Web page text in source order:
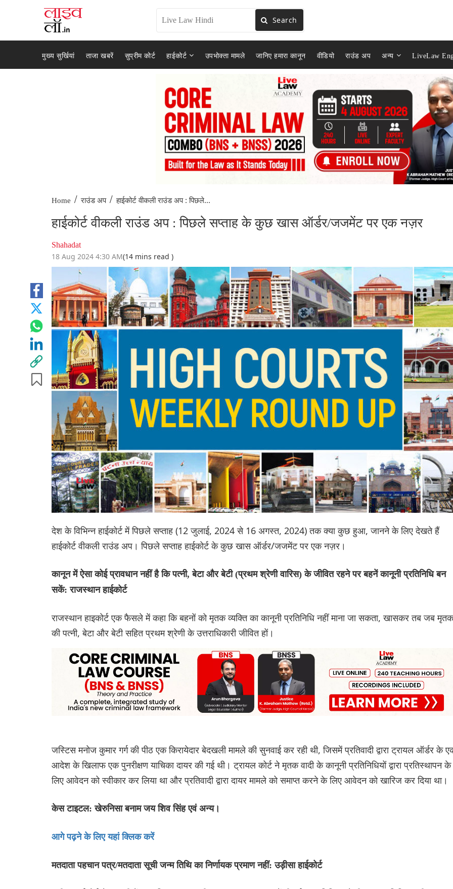
Search
मुख्य सुर्खियां ताजा खबरें सुप्रीम कोर्ट हाईकोर्ट उपभोक्ता मामले जानिए हमारा कानून वीडियो राउंड अप अन्य LiveLaw
Home / राउंड अप / हाईकोर्ट वीकली राउंड अप : पिछले...
हाईकोर्ट वीकली राउंड अप : पिछले सप्ताह के कुछ खास ऑर्डर/जजमेंट पर एक नज़र
Shahadat
18 Aug 2024 4:30 AM(14 mins read )
देश के विभिन्न हाईकोर्ट में पिछले सप्ताह (12 जुलाई, 2024 से 16 अगस्त, 2024) तक क्या कुछ हुआ, जानने के लिए देखते हैं
हाईकोर्ट वीकली राउंड अप। पिछले सप्ताह हाईकोर्ट के कुछ खास ऑर्डर/जजमेंट पर एक नज़र।
कानून में ऐसा कोई प्रावधान नहीं है कि पत्नी, बेटा और बेटी (प्रथम श्रेणी वारिस) के जीवित रहने पर बहनें कानूनी प्रतिनिधि बन
सकें: राजस्थान हाईकोर्ट
राजस्थान हाइकोर्ट एक फैसले में कहा कि बहनों को मृतक व्यक्ति का कानूनी प्रतिनिधि नहीं माना जा सकता, खासकर तब जब मृतक
की पत्नी, बेटा और बेटी सहित प्रथम श्रेणी के उत्तराधिकारी जीवित हों।
जस्टिस मनोज कुमार गर्ग की पीठ एक किरायेदार बेदखली मामले की सुनवाई कर रही थी, जिसमें प्रतिवादी द्वारा ट्रायल ऑर्डर के
आदेश के खिलाफ एक पुनरीक्षण याचिका दायर की गई थी। ट्रायल कोर्ट ने मृतक वादी के कानूनी प्रतिनिधियों द्वारा प्रतिस्थापन के
लिए आवेदन को स्वीकार कर लिया था और प्रतिवादी द्वारा दायर मामले को समाप्त करने के लिए आवेदन को खारिज कर दिया था।
केस टाइटल: खेरुनिसा बनाम जय शिव सिंह एवं अन्य।
आगे पढ़ने के लिए यहां क्लिक करें
मतदाता पहचान पत्र/मतदाता सूची जन्म तिथि का निर्णायक प्रमाण नहीं: उड़ीसा हाईकोर्ट